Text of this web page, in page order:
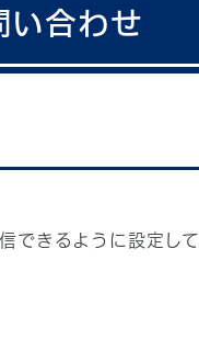
い合わせ
できるように設定して